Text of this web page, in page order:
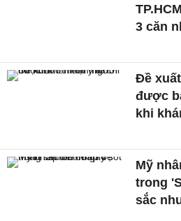
3 căn
Đề
được
khi
Mỹ
trong
sắc